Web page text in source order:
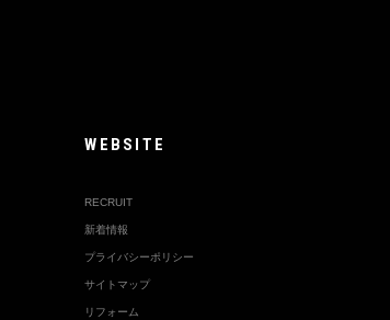
WEBSITE
RECRUIT
新着情報
プライバシーポリシー
サイトマップ
リフォーム